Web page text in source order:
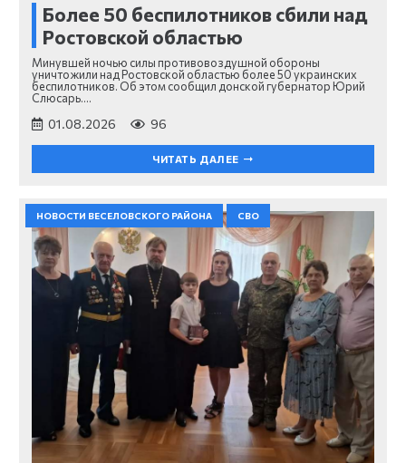
Более 50 беспилотников сбили над
Ростовской областью
Минувшей ночью силы противовоздушной обороны
уничтожили над Ростовской областью более 50 украинских
беспилотников. Об этом сообщил донской губернатор Юрий
Слюсарь.…
01.08.2026 96
ЧИТАТЬ ДАЛЕЕ
НОВОСТИ ВЕСЕЛОВСКОГО РАЙОНА СВО